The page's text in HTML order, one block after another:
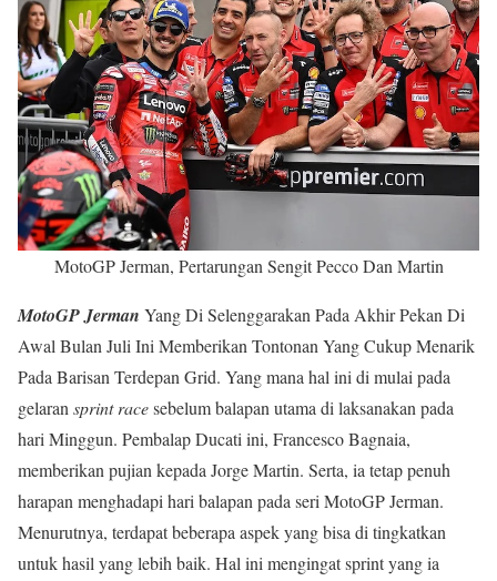
MotoGP Jerman, Pertarungan Sengit Pecco Dan Martin
MotoGP Jerman Yang Di Selenggarakan Pada Akhir Pekan Di
Awal Bulan Juli Ini Memberikan Tontonan Yang Cukup Menarik
Pada Barisan Terdepan Grid. Yang mana hal ini di mulai pada
gelaran sprint racesebelum balapan utama di laksanakan pada
hari Minggun. Pembalap Ducati ini, Francesco Bagnaia,
memberikan pujian kepada Jorge Martin. Serta, ia tetap penuh
harapan menghadapi hari balapan pada seri MotoGP Jerman.
Menurutnya, terdapat beberapa aspek yang bisa di tingkatkan
untuk hasil yang lebih baik. Hal ini mengingat sprint yang ia